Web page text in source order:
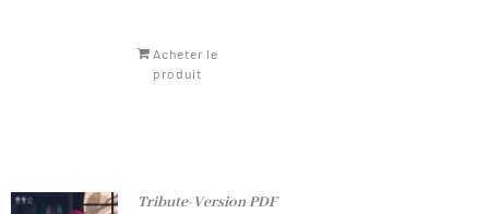
Acheter le
produit
Tribute-Version PDF